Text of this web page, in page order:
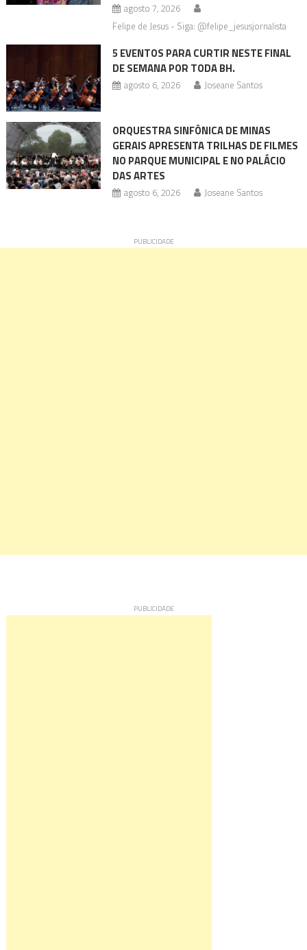
agosto 7, 2026
Felipe de Jesus - Siga: @felipe_jesusjornalista
5 EVENTOS PARA CURTIR NESTE FINAL
DE SEMANA POR TODA BH.
agosto 6, 2026 Joseane Santos
ORQUESTRA SINFÔNICA DE MINAS
GERAIS APRESENTA TRILHAS DE FILMES
NO PARQUE MUNICIPAL E NO PALÁCIO
DAS ARTES
agosto 6, 2026 Joseane Santos